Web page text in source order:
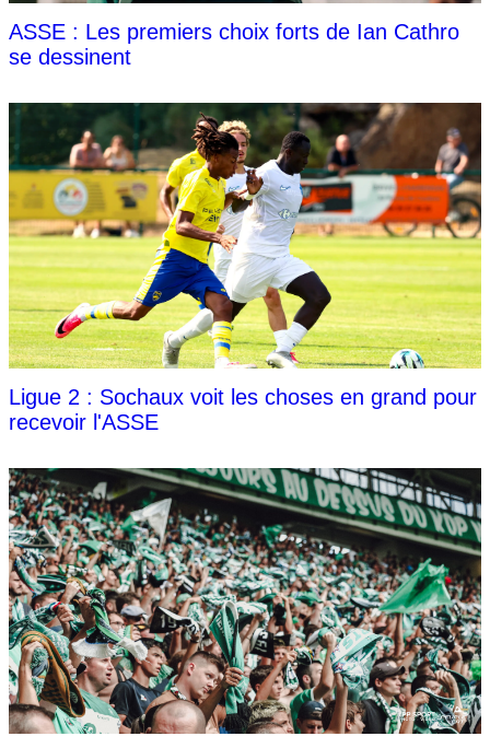
ASSE : Les premiers choix forts de Ian Cathro
se dessinent
Ligue 2 : Sochaux voit les choses en grand pour
recevoir l'ASSE